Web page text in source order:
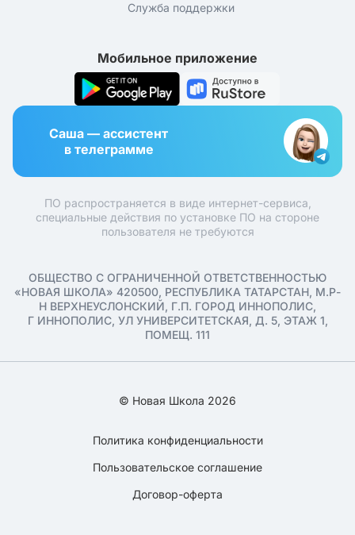
Служба поддержки
Мобильное приложение
Саша — ассистент
в телеграмме
ПО распространяется в виде интернет-сервиса,
специальные действия по установке ПО на стороне
пользователя не требуются
ОБЩЕСТВО С ОГРАНИЧЕННОЙ ОТВЕТСТВЕННОСТЬЮ
«НОВАЯ ШКОЛА» 420500, РЕСПУБЛИКА ТАТАРСТАН, М.Р-
Н ВЕРХНЕУСЛОНСКИЙ, Г.П. ГОРОД ИННОПОЛИС,
Г ИННОПОЛИС, УЛ УНИВЕРСИТЕТСКАЯ, Д. 5, ЭТАЖ 1,
ПОМЕЩ. 111
© Новая Школа 2026
Политика конфиденциальности
Пользовательское соглашение
Договор-оферта